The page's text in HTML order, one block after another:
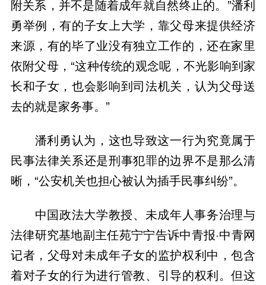
附关系，并不是随着成年就自然终止的。”潘利
勇举例，有的子女上大学，靠父母来提供经济
来源，有的毕了业没有独立工作的，还在家里
依附父母，“这种传统的观念呢，不光影响到家
长和子女，也会影响到司法机关，认为父母送
去的就是家务事。”
潘利勇认为，这也导致这一行为究竟属于
民事法律关系还是刑事犯罪的边界不是那么清
晰，“公安机关也担心被认为插手民事纠纷”。
中国政法大学教授、未成年人事务治理与
法律研究基地副主任苑宁宁告诉中青报·中青网
记者，父母对未成年子女的监护权利中，包含
着对子女的行为进行管教、引导的权利。但这